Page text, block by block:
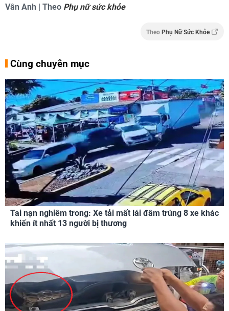
Vân Anh | Theo Phụ nữ sức khỏe
Theo Phụ Nữ Sức Khỏe
Cùng chuyên mục
Tai nạn nghiêm trong: Xe tải mất lái đâm trúng 8 xe khác
khiến ít nhất 13 người bị thương